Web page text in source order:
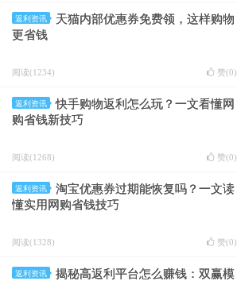
返利资讯
天猫内部优惠券免费领，这样购物
更省钱
阅读(1234) 赞(0)
返利资讯
快手购物返利怎么玩？一文看懂网
购省钱新技巧
阅读(1268) 赞(0)
返利资讯
淘宝优惠券过期能恢复吗？一文读
懂实用网购省钱技巧
阅读(1328) 赞(0)
返利资讯
揭秘高返利平台怎么赚钱：双赢模